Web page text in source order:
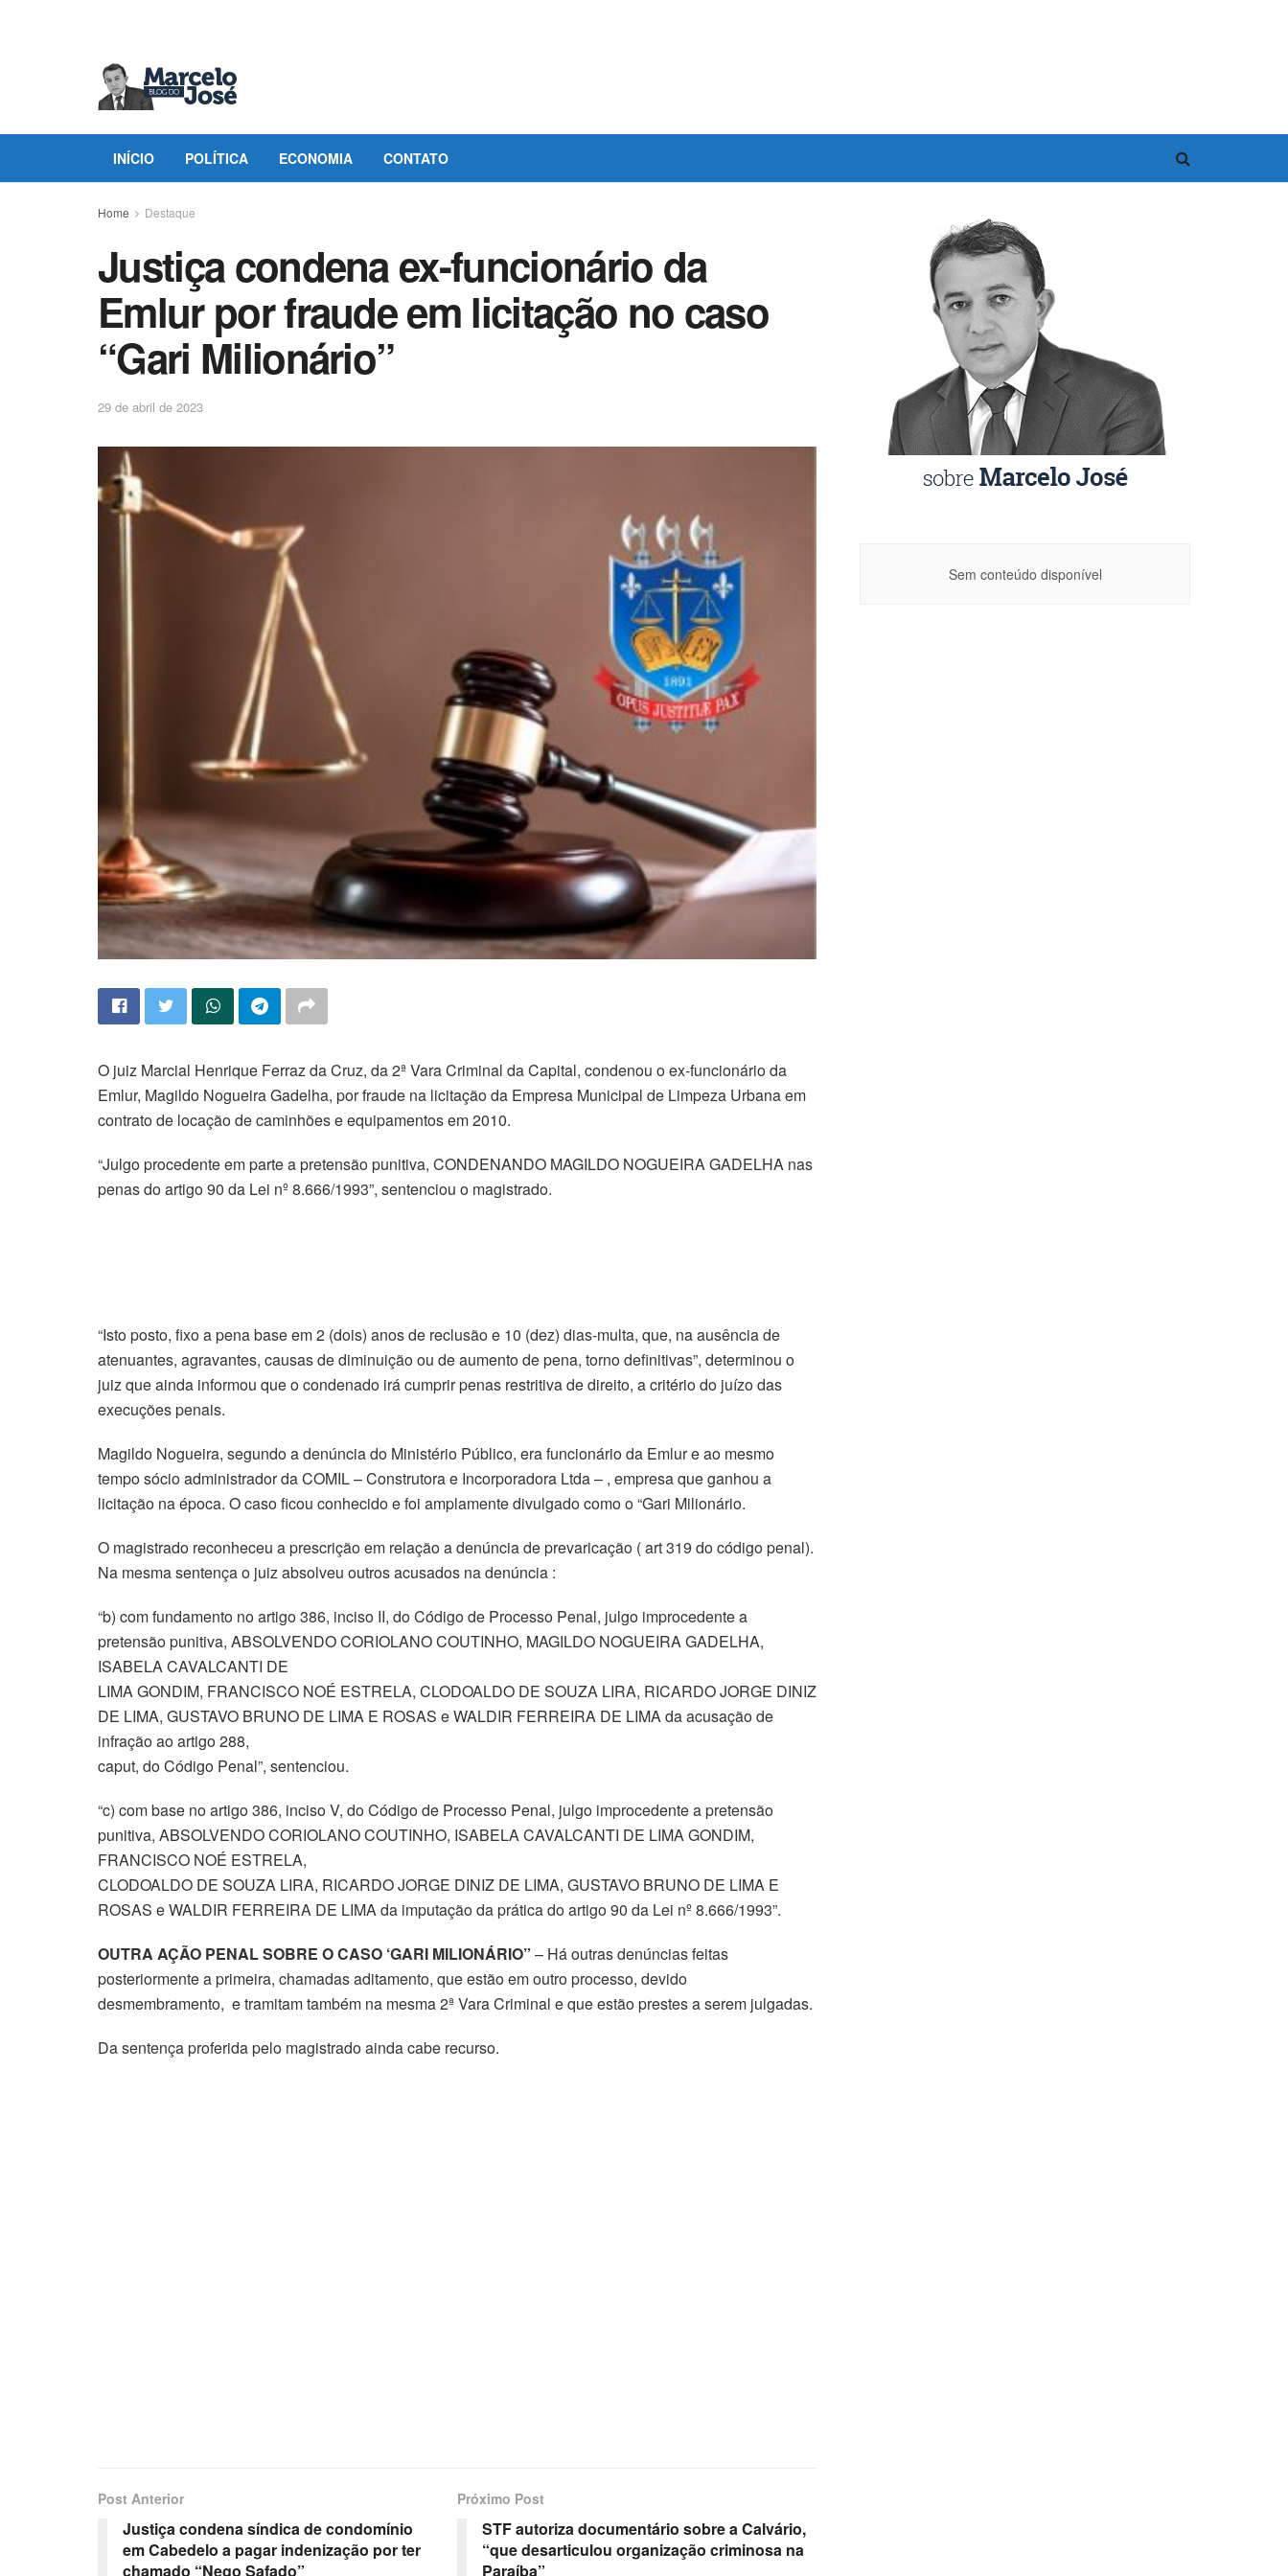
INÍCIO POLÍTICA ECONOMIA CONTATO
Home Destaque
Justiça condena ex-funcionário da
Emlur por fraude em licitação no caso
“Gari Milionário”
29 de abril de 2023
O juiz Marcial Henrique Ferraz da Cruz, da 2ª Vara Criminal da Capital, condenou o ex-funcionário da
Emlur, Magildo Nogueira Gadelha, por fraude na licitação da Empresa Municipal de Limpeza Urbana em
contrato de locação de caminhões e equipamentos em 2010.
“Julgo procedente em parte a pretensão punitiva, CONDENANDO MAGILDO NOGUEIRA GADELHA nas
penas do artigo 90 da Lei nº 8.666/1993”, sentenciou o magistrado.
“Isto posto, fixo a pena base em 2 (dois) anos de reclusão e 10 (dez) dias-multa, que, na ausência de
atenuantes, agravantes, causas de diminuição ou de aumento de pena, torno definitivas”, determinou o
juiz que ainda informou que o condenado irá cumprir penas restritiva de direito, a critério do juízo das
execuções penais.
Magildo Nogueira, segundo a denúncia do Ministério Público, era funcionário da Emlur e ao mesmo
tempo sócio administrador da COMIL – Construtora e Incorporadora Ltda – , empresa que ganhou a
licitação na época. O caso ficou conhecido e foi amplamente divulgado como o “Gari Milionário.
O magistrado reconheceu a prescrição em relação a denúncia de prevaricação ( art 319 do código penal).
Na mesma sentença o juiz absolveu outros acusados na denúncia :
“b) com fundamento no artigo 386, inciso II, do Código de Processo Penal, julgo improcedente a
pretensão punitiva, ABSOLVENDO CORIOLANO COUTINHO, MAGILDO NOGUEIRA GADELHA,
ISABELA CAVALCANTI DE
LIMA GONDIM, FRANCISCO NOÉ ESTRELA, CLODOALDO DE SOUZA LIRA, RICARDO JORGE DINIZ
DE LIMA, GUSTAVO BRUNO DE LIMA E ROSAS e WALDIR FERREIRA DE LIMA da acusação de
infração ao artigo 288,
caput, do Código Penal”, sentenciou.
“c) com base no artigo 386, inciso V, do Código de Processo Penal, julgo improcedente a pretensão
punitiva, ABSOLVENDO CORIOLANO COUTINHO, ISABELA CAVALCANTI DE LIMA GONDIM,
FRANCISCO NOÉ ESTRELA,
CLODOALDO DE SOUZA LIRA, RICARDO JORGE DINIZ DE LIMA, GUSTAVO BRUNO DE LIMA E
ROSAS e WALDIR FERREIRA DE LIMA da imputação da prática do artigo 90 da Lei nº 8.666/1993”.
OUTRA AÇÃO PENAL SOBRE O CASO ‘GARI MILIONÁRIO” – Há outras denúncias feitas
posteriormente a primeira, chamadas aditamento, que estão em outro processo, devido
desmembramento, e tramitam também na mesma 2ª Vara Criminal e que estão prestes a serem julgadas.
Da sentença proferida pelo magistrado ainda cabe recurso.
Post Anterior
Justiça condena síndica de condomínio
em Cabedelo a pagar indenização por ter
chamado “Nego Safado”
Próximo Post
STF autoriza documentário sobre a Calvário,
“que desarticulou organização criminosa na
Paraíba”
Sem conteúdo disponível